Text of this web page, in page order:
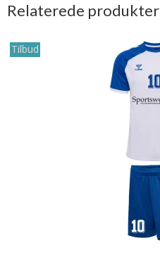
Relaterede produkter
Tilbud